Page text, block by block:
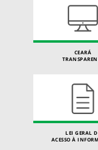
CEARÁ
LEI GERAL
ACESSO À